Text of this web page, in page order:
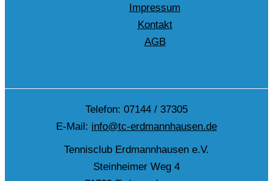
Impressum
Kontakt
AGB
Telefon: 07144 / 37305
E-Mail: info@tc-erdmannhausen.de
Tennisclub Erdmannhausen e.V.
Steinheimer Weg 4